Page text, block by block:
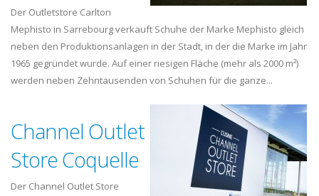
Der Outletstore Carlton
Mephisto in Sarrebourg verkauft Schuhe der Marke Mephisto gleich
neben den Produktionsanlagen in der Stadt, in der die Marke im Jahr
1965 gegründet wurde. Auf einer riesigen Fläche (mehr als 2000 m²)
werden neben Zehntausenden von Schuhen für die ganze...
Channel Outlet
Store Coquelle
Der Channel Outlet Store